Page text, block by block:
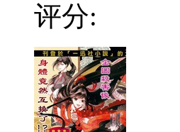
评分: